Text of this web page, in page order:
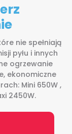
nie spełniają
pyłu i innych
ogrzewanie
ekonomiczne
Mini 650W ,
2450W.